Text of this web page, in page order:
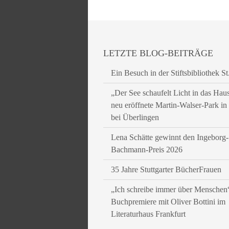
LETZTE BLOG-BEITRÄGE
Ein Besuch in der Stiftsbibliothek
„Der See schaufelt Licht in das
neu eröffnete Martin-Walser-Park
bei Überlingen
Lena Schätte gewinnt den Ingeborg-
Bachmann-Preis 2026
35 Jahre Stuttgarter BücherFrauen
„Ich schreibe immer über
Buchpremiere mit Oliver Bottini im
Literaturhaus Frankfurt